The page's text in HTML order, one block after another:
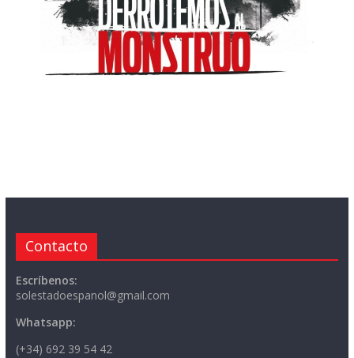
Contacto
Escríbenos:
solestadoespanol@gmail.com
Whatsapp:
(+34) 692 39 54 42